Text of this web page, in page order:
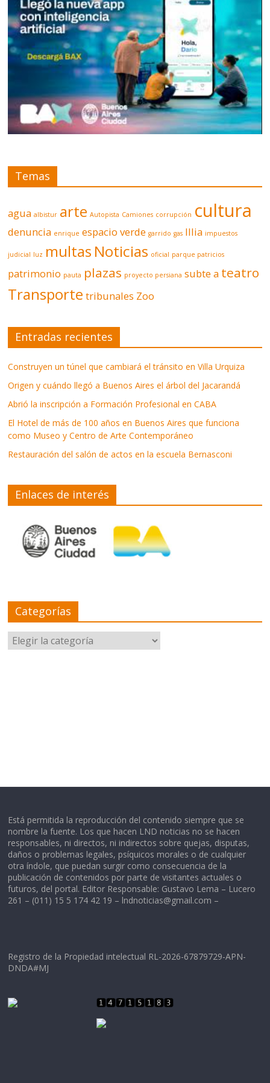
Temas
agua albistur arte Autopista Camiones corrupción cultura
denuncia enrique espacio verde garrido gas Illia impuestos
judicial luz multas Noticias oficial parque patricios
patrimonio pauta plazas proyecto persiana subte a teatro
Transporte tribunales Zoo
Entradas recientes
Construyen un túnel que cambiará el tránsito en Villa Urquiza
Origen y cuándo llegó a Buenos Aires el árbol del Jacarandá
Abrió la inscripción a Formación Profesional en CABA
El Hotel de más de 100 años en Buenos Aires que funciona
como Museo y Centro de Arte Contemporáneo
Restauración del salón de actos en la escuela Bernasconi
Enlaces de interés
Categorías
Categorías
Está permitida la reproducción del contenido siempre que se
nombre la fuente. Los que hacen LND noticias no se hacen
responsables, ni directos, ni indirectos sobre quejas, disputas,
daños o problemas legales, psíquicos morales o de cualquier
otra índole, que puedan surgir como consecuencia de la
publicación de contenidos por parte de visitantes actuales o
futuros, del portal. Editor Responsable: Gustavo Lema – Lucero
261 – (011) 15 5 174 42 19 – lndnoticias@gmail.com –
Registro de la Propiedad intelectual RL-2026-67879729-APN-
DNDA#MJ